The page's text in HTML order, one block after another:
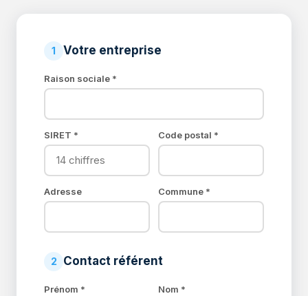
1 Votre entreprise
Raison sociale *
SIRET * Code postal *
Adresse Commune *
2 Contact référent
Prénom * Nom *